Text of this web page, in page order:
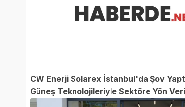
CW Enerji Solarex İstanbul'da Şov
Güneş Teknolojileriyle Sektöre Yön